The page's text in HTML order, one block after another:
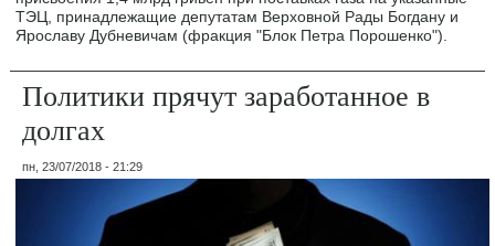
ТЭЦ, принадлежащие депутатам Верховной Рады Богдану и
Ярославу Дубневичам (фракция "Блок Петра Порошенко").
Политики прячут заработанное в
долгах
пн, 23/07/2018 - 21:29